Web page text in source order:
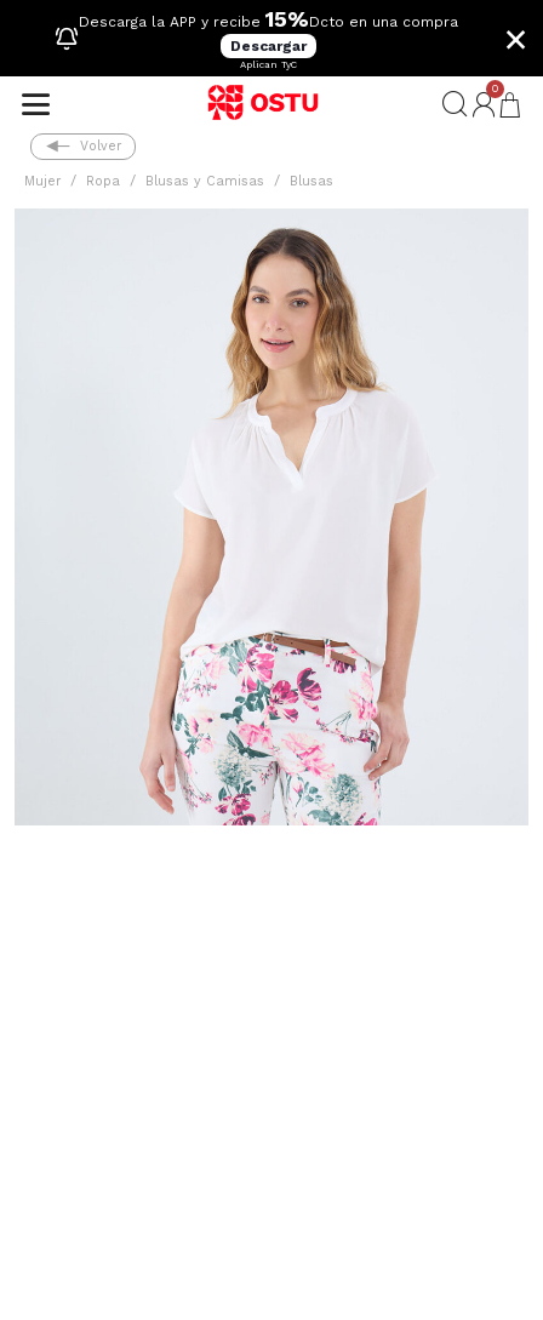
Descarga la APP y recibe 15%Dcto en una compra
Descargar
Aplican TyC
×
0
Volver
Mujer Ropa Blusas y Camisas Blusas